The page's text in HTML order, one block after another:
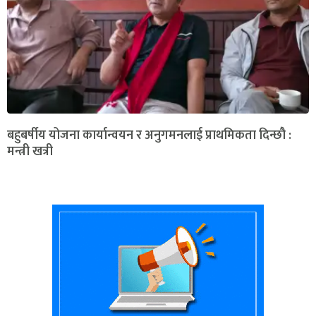
बहुबर्षीय योजना कार्यान्वयन र अनुगमनलाई प्राथमिकता दिन्छौ :
मन्त्री खत्री